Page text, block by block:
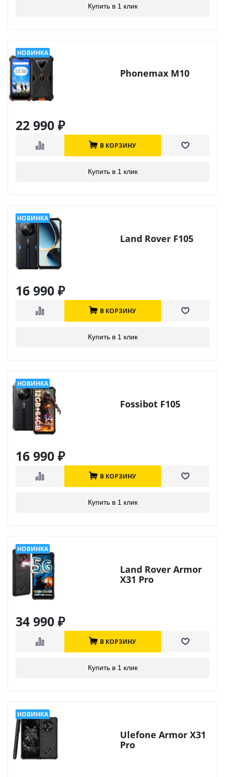
Купить в 1 клик
Phonemax M10
22 990 ₽
В КОРЗИНУ
Купить в 1 клик
Land Rover F105
16 990 ₽
В КОРЗИНУ
Купить в 1 клик
Fossibot F105
16 990 ₽
В КОРЗИНУ
Купить в 1 клик
Land Rover Armor
X31 Pro
34 990 ₽
В КОРЗИНУ
Купить в 1 клик
Ulefone Armor X31
Pro